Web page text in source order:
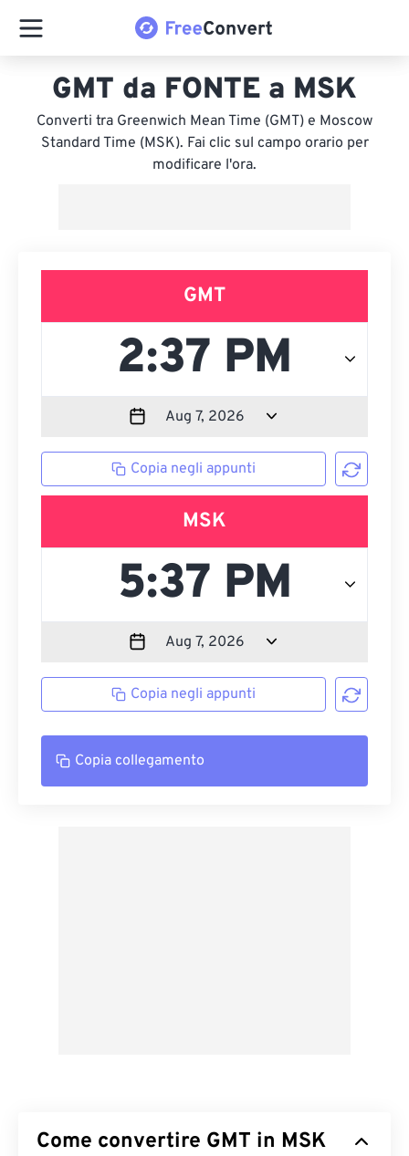
GMT da FONTE a MSK
Converti tra Greenwich Mean Time (GMT) e Moscow
Standard Time (MSK). Fai clic sul campo orario per
modificare l'ora.
GMT
Copia negli appunti
MSK
Copia negli appunti
Copia collegamento
Come convertire GMT in MSK